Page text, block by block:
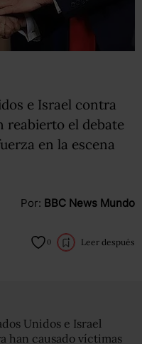
e Israel contra
reabierto el debate
en la escena
Por: BBC News Mundo
0 Leer después
Unidos e Israel
han causado víctimas